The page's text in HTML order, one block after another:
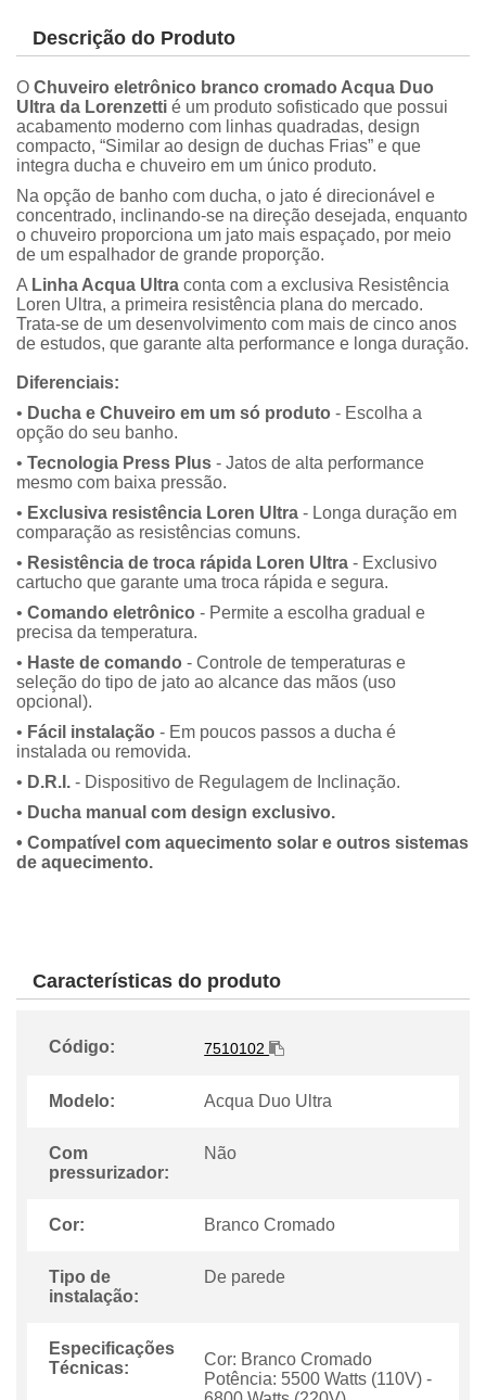
Descrição do Produto
O Chuveiro eletrônico branco cromado Acqua Duo
Ultra da Lorenzetti é um produto sofisticado que possui
acabamento moderno com linhas quadradas, design
compacto, “Similar ao design de duchas Frias” e que
integra ducha e chuveiro em um único produto.
Na opção de banho com ducha, o jato é direcionável e
concentrado, inclinando-se na direção desejada, enquanto
o chuveiro proporciona um jato mais espaçado, por meio
de um espalhador de grande proporção.
A Linha Acqua Ultra conta com a exclusiva Resistência
Loren Ultra, a primeira resistência plana do mercado.
Trata-se de um desenvolvimento com mais de cinco anos
de estudos, que garante alta performance e longa duração.
Diferenciais:
• Ducha e Chuveiro em um só produto - Escolha a
opção do seu banho.
• Tecnologia Press Plus - Jatos de alta performance
mesmo com baixa pressão.
• Exclusiva resistência Loren Ultra - Longa duração em
comparação as resistências comuns.
• Resistência de troca rápida Loren Ultra - Exclusivo
cartucho que garante uma troca rápida e segura.
• Comando eletrônico - Permite a escolha gradual e
precisa da temperatura.
• Haste de comando - Controle de temperaturas e
seleção do tipo de jato ao alcance das mãos (uso
opcional).
• Fácil instalação - Em poucos passos a ducha é
instalada ou removida.
• D.R.I. - Dispositivo de Regulagem de Inclinação.
• Ducha manual com design exclusivo.
• Compatível com aquecimento solar e outros sistemas
de aquecimento.
Características do produto
Código: 7510102
Modelo: Acqua Duo Ultra
Com
pressurizador:
Não
Cor: Branco Cromado
Tipo de
instalação:
De parede
Especificações
Técnicas:
Cor: Branco Cromado
Potência: 5500 Watts (110V) -